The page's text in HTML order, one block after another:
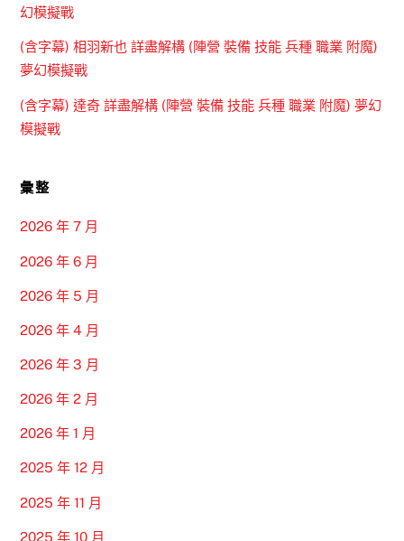
幻模擬戰
(含字幕) 相羽新也 詳盡解構 (陣營 裝備 技能 兵種 職業 附魔)
夢幻模擬戰
(含字幕) 達奇 詳盡解構 (陣營 裝備 技能 兵種 職業 附魔) 夢幻
模擬戰
彙整
2026 年 7 月
2026 年 6 月
2026 年 5 月
2026 年 4 月
2026 年 3 月
2026 年 2 月
2026 年 1 月
2025 年 12 月
2025 年 11 月
2025 年 10 月